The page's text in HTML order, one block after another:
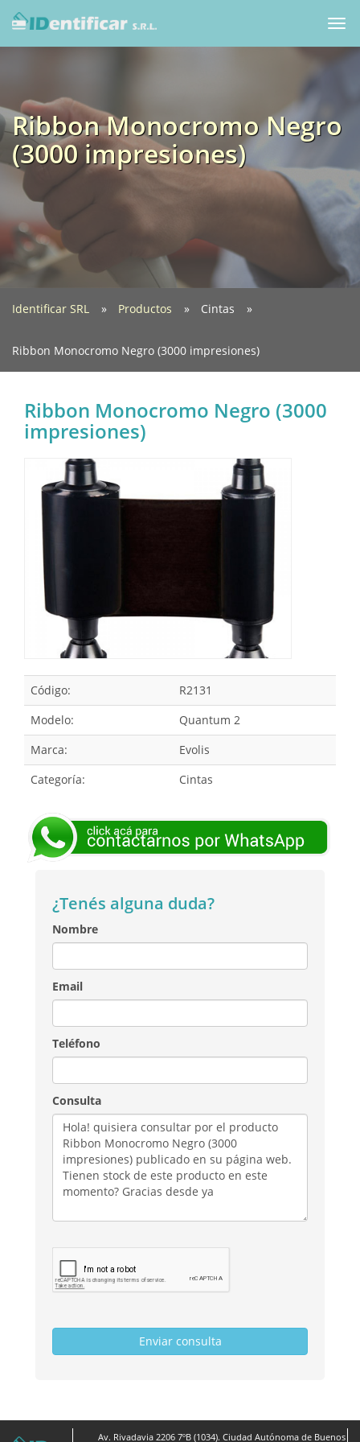
Ribbon Monocromo Negro
(3000 impresiones)
Identificar SRL Productos Cintas
Ribbon Monocromo Negro (3000 impresiones)
Ribbon Monocromo Negro (3000
impresiones)
Código:
R2131
Modelo:
Quantum 2
Marca:
Evolis
Categoría:
Cintas
¿Tenés alguna duda?
Nombre
Email
Teléfono
Consulta
Av. Rivadavia 2206 7ºB (1034). Ciudad Autónoma de Buenos